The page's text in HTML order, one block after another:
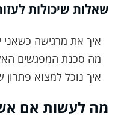
שאלות שיכולות
איך את מרגישה כשאני
מה סכנת המפגשים
איך נוכל למצוא פתרון
מה לעשות אם